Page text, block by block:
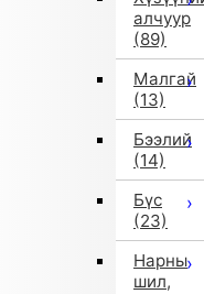
алчуур
(89)
Малгай
(13)
Бээлий
(14)
Бүс
(23)
Нарны
шил,